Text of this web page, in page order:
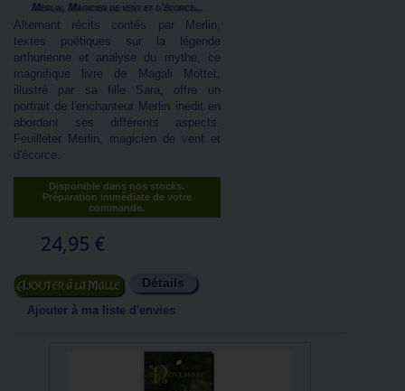
Merlin, Magicien de vent et d'écorce...
Alternant récits contés par Merlin,
textes poétiques sur la légende
arthurienne et analyse du mythe, ce
magnifique livre de Magali Mottet,
illustré par sa fille Sara, offre un
portrait de l'enchanteur Merlin inédit en
abordant ses différents aspects.
Feuilleter Merlin, magicien de vent et
d'écorce.
Disponible dans nos stocks.
Préparation immédiate de votre
commande.
24,95 €
Ajouter au panier Détails
Ajouter à ma liste d'envies